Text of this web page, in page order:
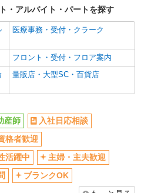
・アルバイト・パートを探す
医療事務・受付・クラーク
フロント・受付・フロア案内
量販店・大型SC・百貨店
産師
入社日応相談
格者歓迎
活躍中
主婦・主夫歓迎
ブランクOK